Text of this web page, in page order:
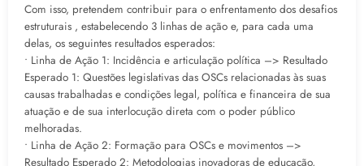
Com isso, pretendem contribuir para o enfrentamento dos desafios
estruturais , estabelecendo 3 linhas de ação e, para cada uma
delas, os seguintes resultados esperados:
• Linha de Ação 1: Incidência e articulação política –> Resultado
Esperado 1: Questões legislativas das OSCs relacionadas às suas
causas trabalhadas e condições legal, política e financeira de sua
atuação e de sua interlocução direta com o poder público
melhoradas.
• Linha de Ação 2: Formação para OSCs e movimentos –>
Resultado Esperado 2: Metodologias inovadoras de educação,